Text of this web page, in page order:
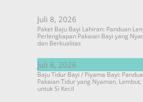
Juli 8, 2026
Paket Baju Bayi Lahiran: Panduan
Perlengkapan Pakaian Bayi yang
dan Berkualitas
Juli 8, 2026
Baju Tidur Bayi / Piyama Bayi:
Pakaian Tidur yang Nyaman,
untuk Si Kecil